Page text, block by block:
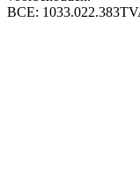
BCE: 1033.022.383